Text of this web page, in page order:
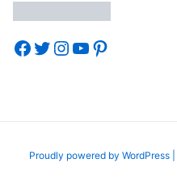
Facebook
Twitter
Instagram
YouTube
Pinterest
Proudly powered by WordPress